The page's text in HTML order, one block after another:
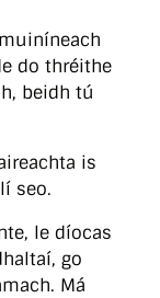
do thréithe
beidh tú
is
seo.
le díocas
go
Má